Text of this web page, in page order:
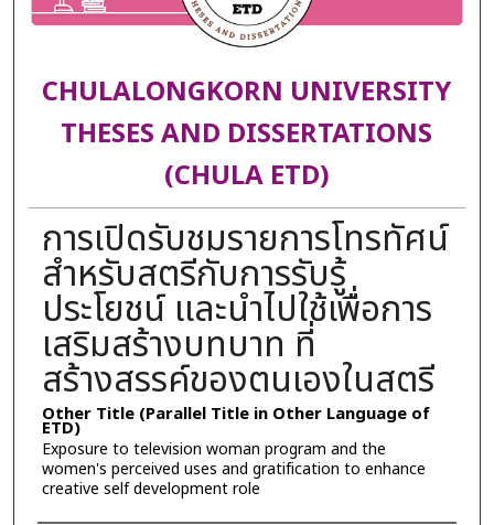
CHULALONGKORN UNIVERSITY
THESES AND DISSERTATIONS
(CHULA ETD)
การเปิดรับชมรายการโทรทัศน์
สำหรับสตรีกับการรับรู้
ประโยชน์ และนำไปใช้เพื่อการ
เสริมสร้างบทบาท ที่
สร้างสรรค์ของตนเองในสตรี
Other Title (Parallel Title in Other Language of
ETD)
Exposure to television woman program and the
women's perceived uses and gratification to enhance
creative self development role